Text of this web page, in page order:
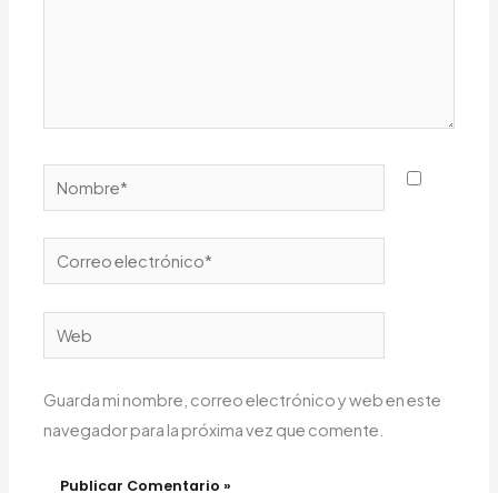
Nombre*
Correo
electrónico*
Web
Guarda mi nombre, correo electrónico y web en este
navegador para la próxima vez que comente.